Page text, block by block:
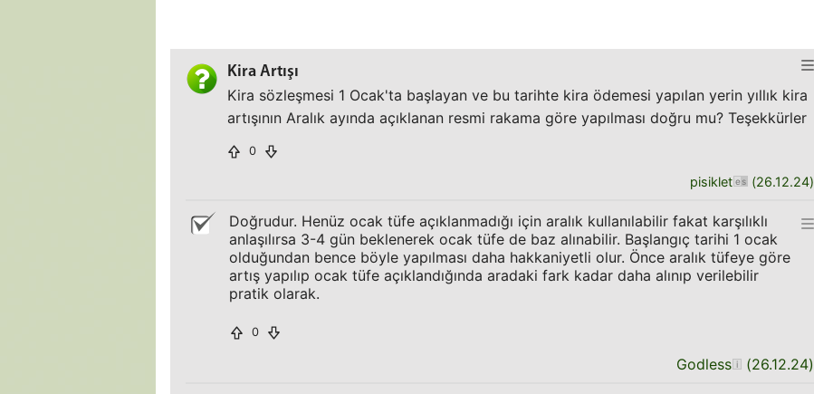
Kira Artışı
Kira sözleşmesi 1 Ocak'ta başlayan ve bu tarihte kira ödemesi yapılan yerin yıllık kira
artışının Aralık ayında açıklanan resmi rakama göre yapılması doğru mu? Teşekkürler
0
pisiklet (26.12.24)
Doğrudur. Henüz ocak tüfe açıklanmadığı için aralık kullanılabilir fakat karşılıklı
anlaşılırsa 3-4 gün beklenerek ocak tüfe de baz alınabilir. Başlangıç tarihi 1 ocak
olduğundan bence böyle yapılması daha hakkaniyetli olur. Önce aralık tüfeye göre
artış yapılıp ocak tüfe açıklandığında aradaki fark kadar daha alınıp verilebilir
pratik olarak.
0
Godless (26.12.24)